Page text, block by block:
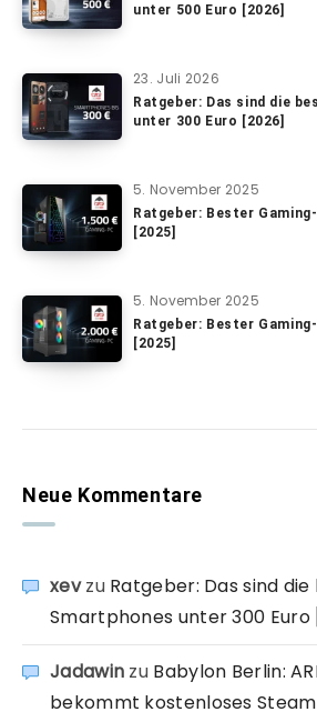
unter 500 Euro [2026]
23. Juli 2026
Ratgeber: Das sind die
unter 300 Euro [2026]
5. November 2025
Ratgeber: Bester
[2025]
5. November 2025
Ratgeber: Bester
[2025]
Neue Kommentare
xevzu Ratgeber: Das sind
Smartphones unter 300 Euro
Jadawin zu Babylon Berlin:
bekommt kostenloses